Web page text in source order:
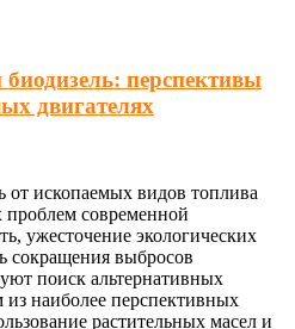
перспективы
двигателях
от ископаемых видов топлива
проблем современной
ужесточение экологических
сокращения выбросов
поиск альтернативных
наиболее перспективных
растительных масел и